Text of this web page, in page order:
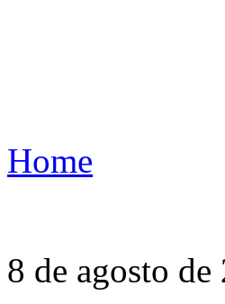
Home
8 de agosto